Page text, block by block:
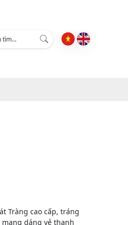
Tràng cao cấp, tráng
dáng vẻ thanh